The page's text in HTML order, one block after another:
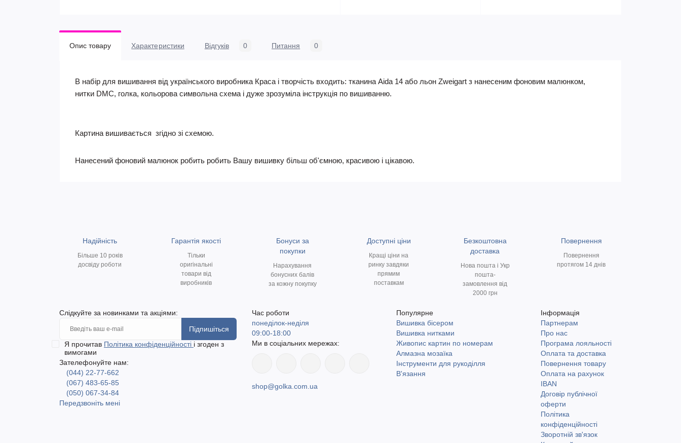
Опис товару Характеристики Відгуків 0 Питання 0
В набір для вишивання від українського виробника Краса і творчість входить: тканина Aida 14 або льон Zweigart з нанесеним фоновим малюнком,
нитки DMC, голка, кольорова символьна схема і дуже зрозуміла інструкція по вишиванню.
Картина вишивається згідно зі схемою.
Нанесений фоновий малюнок робить робить Вашу вишивку більш об'ємною, красивою і цікавою.
Надійність
Більше 10 років
досвіду роботи
Гарантія якості
Тільки
оригінальні
товари від
виробників
Бонуси за
покупки
Нарахування
бонусних балів
за кожну покупку
Доступні ціни
Кращі ціни на
ринку завдяки
прямим
поставкам
Безкоштовна
доставка
Нова пошта і Укр
пошта-
замовлення від
2000 грн
Повернення
Повернення
протягом 14 днів
Слідкуйте за новинками та акціями:
Підпишіться
Я прочитав Політика конфіденційності і згоден з
вимогами
Зателефонуйте нам:
(044) 22-77-662
(067) 483-65-85
(050) 067-34-84
Передзвоніть мені
Час роботи
понеділок-неділя
09:00-18:00
Ми в соціальних мережах:
shop@golka.com.ua
Популярне
Вишивка бісером
Вишивка нитками
Живопис картин по номерам
Алмазна мозаїка
Інструменти для рукоділля
В'язання
Інформація
Партнерам
Про нас
Програма лояльності
Оплата та доставка
Повернення товару
Оплата на рахунок
IBAN
Договір публічної
оферти
Політика
конфіденційності
Зворотній зв'язок